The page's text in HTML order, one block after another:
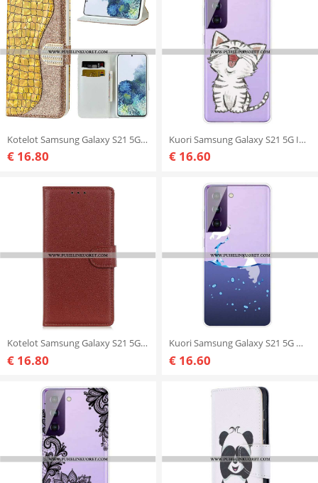
Kotelot Samsung Galaxy S21 5G Krokotiilitimantit
€ 16.80
Kuori Samsung Galaxy S21 5G Ihana Kissa
€ 16.60
Kotelot Samsung Galaxy S21 5G Perinteinen Litchi Faux Leather
€ 16.80
Kuori Samsung Galaxy S21 5G Meripelit
€ 16.60